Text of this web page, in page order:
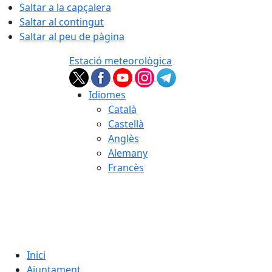
Saltar a la capçalera
Saltar al contingut
Saltar al peu de pàgina
Estació meteorològica
Idiomes
Català
Castellà
Anglès
Alemany
Francès
Inici